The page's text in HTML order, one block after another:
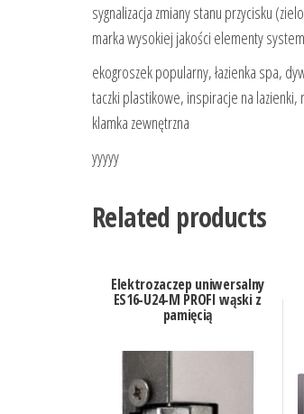
sygnalizacja zmiany stanu przycisku
marka wysokiej jakości elementy
ekogroszek popularny, łazienka spa,
taczki plastikowe, inspiracje na
klamka zewnętrzna
yyyyy
Related products
Elektrozaczep uniwersalny
ES16-U24-M PROFI wąski z
pamięcią